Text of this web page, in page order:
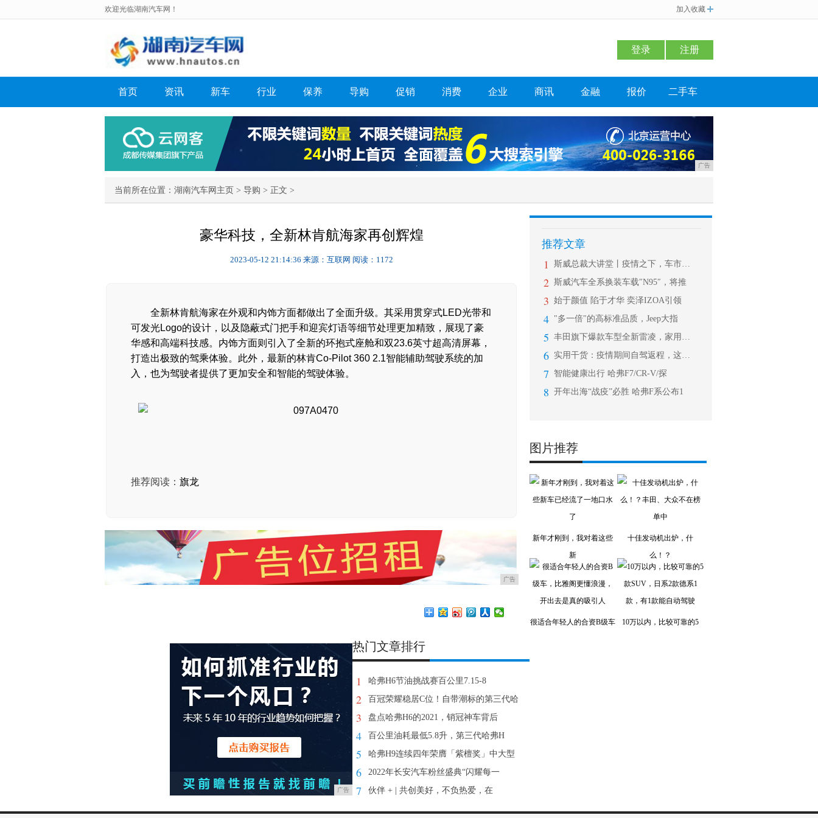
欢迎光临湖南汽车网！ 加入收藏
登录 注册
首页 资讯 新车 行业 保养 导购 促销 消费 企业 商讯 金融 报价 二手车
广告
当前所在位置： 湖南汽车网主页 > 导购 > 正文 >
豪华科技，全新林肯航海家再创辉煌
2023-05-12 21:14:36 来源：互联网 阅读：1172
全新林肯航海家在外观和内饰方面都做出了全面升级。其采用贯穿式LED光带和
可发光Logo的设计，以及隐蔽式门把手和迎宾灯语等细节处理更加精致，展现了豪
华感和高端科技感。内饰方面则引入了全新的环抱式座舱和双23.6英寸超高清屏幕，
打造出极致的驾乘体验。此外，最新的林肯Co-Pilot 360 2.1智能辅助驾驶系统的加
入，也为驾驶者提供了更加安全和智能的驾驶体验。
推荐阅读： 旗龙
广告
推荐文章
1 斯威总裁大讲堂丨疫情之下，车市如何拉
2 斯威汽车全系换装车载″N95″，将推
3 始于颜值 陷于才华 奕泽IZOA引领
4 "多一倍"的高标准品质，Jeep大指
5 丰田旗下爆款车型全新雷凌，家用轿车中
6 实用干货：疫情期间自驾返程，这些细节
7 智能健康出行 哈弗F7/CR-V/探
8 开年出海“战疫”必胜 哈弗F系公布1
图片推荐
新年才刚到，我对着这些
新
十佳发动机出炉，什
么！？
很适合年轻人的合资B级车 10万以内，比较可靠的5
热门文章排行
1 哈弗H6节油挑战赛百公里7.15-8
2 百冠荣耀稳居C位！自带潮标的第三代哈
3 盘点哈弗H6的2021，销冠神车背后
4 百公里油耗最低5.8升，第三代哈弗H
5 哈弗H9连续四年荣膺「紫檀奖」中大型
6 2022年长安汽车粉丝盛典“闪耀每一
7 伙伴 + | 共创美好，不负热爱，在
广告